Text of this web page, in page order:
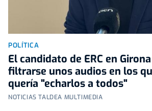
POLÍTICA
El candidato de ERC en
filtrarse unos audios en los
quería "echarlos a todos"
NOTICIAS TALDEA MULTIMEDIA